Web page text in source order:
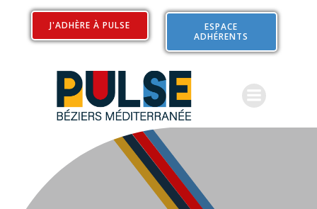
Aller
contenu
J'ADHÈRE À PULSE
ESPACE
ADHÉRENTS